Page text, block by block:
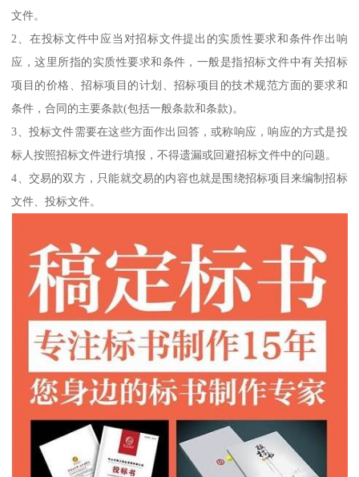
文件。
2、在投标文件中应当对招标文件提出的实质性要求和条件作出响
应，这里所指的实质性要求和条件，一般是指招标文件中有关招标
项目的价格、招标项目的计划、招标项目的技术规范方面的要求和
条件，合同的主要条款(包括一般条款和条款)。
3、投标文件需要在这些方面作出回答，或称响应，响应的方式是投
标人按照招标文件进行填报，不得遗漏或回避招标文件中的问题。
4、交易的双方，只能就交易的内容也就是围绕招标项目来编制招标
文件、投标文件。